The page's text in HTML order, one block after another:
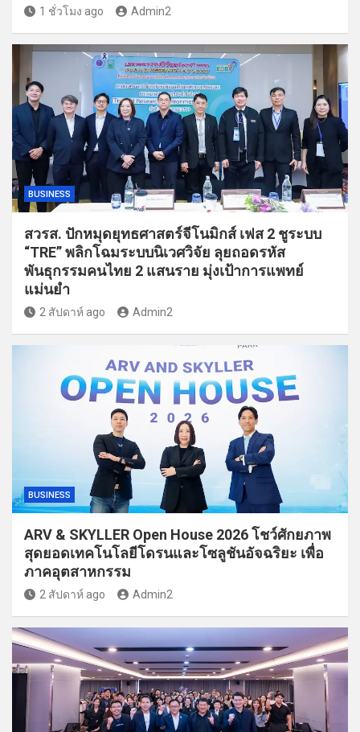
1 ชั่วโมง ago Admin2
BUSINESS
สวรส. ปักหมุดยุทธศาสตร์จีโนมิกส์ เฟส 2 ชูระบบ
“TRE” พลิกโฉมระบบนิเวศวิจัย ลุยถอดรหัส
พันธุกรรมคนไทย 2 แสนราย มุ่งเป้าการแพทย์
แม่นยำ
2 สัปดาห์ ago Admin2
BUSINESS
ARV & SKYLLER Open House 2026 โชว์ศักยภาพ
สุดยอดเทคโนโลยีโดรนและโซลูชันอัจฉริยะ เพื่อ
ภาคอุตสาหกรรม
2 สัปดาห์ ago Admin2